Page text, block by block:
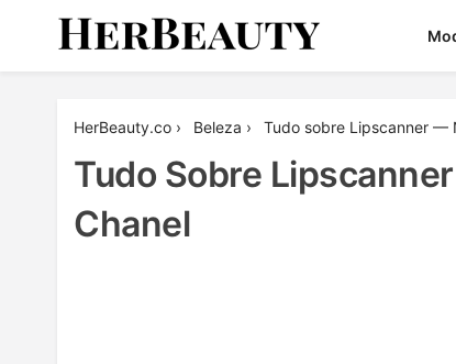
HerBeauty.co › Beleza › Tudo sobre Lipscanner —
Tudo Sobre
Chanel